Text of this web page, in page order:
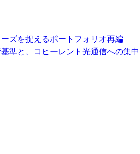
ズを捉えるポートフォリオ再編
準と、コヒーレント光通信への集中